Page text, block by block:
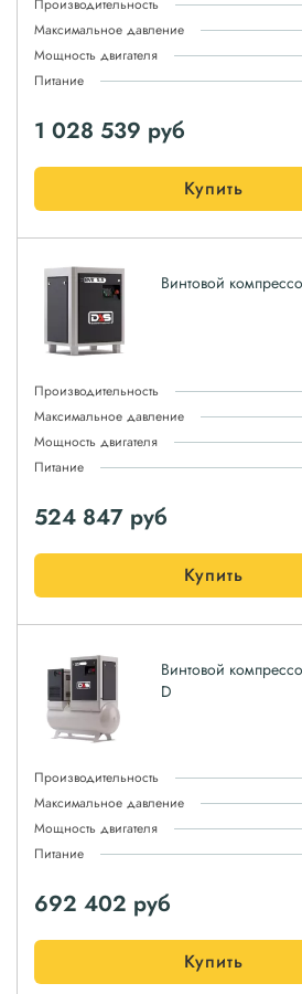
Производительность
Максимальное давление
Мощность двигателя
Питание
1 028 539 руб
Купить
Винтовой
Производительность
Максимальное давление
Мощность двигателя
Питание
524 847 руб
Купить
Винтовой
D
Производительность
Максимальное давление
Мощность двигателя
Питание
692 402 руб
Купить